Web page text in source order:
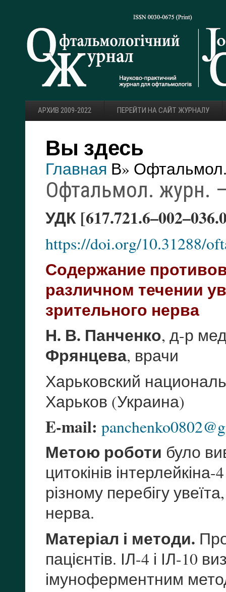
АРХИВ 2009-2022 ПЕРЕЙТИ НА САЙТ ЖУРНАЛУ
Вы здесь
Главная В»
Офтальмол. журн.
УДК
https://doi.org/10.31288/
Содержание
различном течении
зрительного нерва
Н. В. Панченко, д-р
Фрянцева, врачи
Харьковский
Харьков (Украина)
E-mail:
Метою роботи було
цитокінів
різному перебігу
нерва.
Матеріал і методи.
пацієнтів. ІЛ-4 і ІЛ-10
імуноферментним